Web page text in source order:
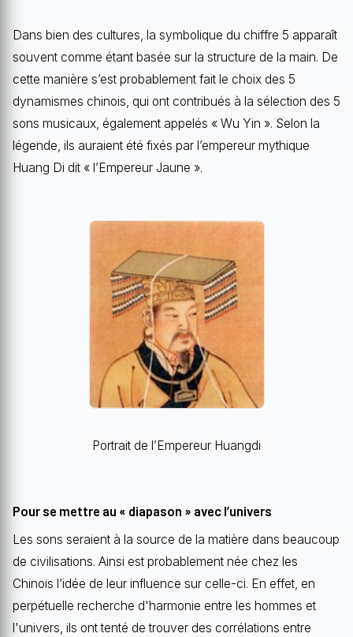
Dans bien des cultures, la symbolique du chiffre 5 apparaît
souvent comme étant basée sur la structure de la main. De
cette manière s’est probablement fait le choix des 5
dynamismes chinois, qui ont contribués à la sélection des 5
sons musicaux, également appelés « Wu Yin ». Selon la
légende, ils auraient été fixés par l’empereur mythique
Huang Di dit « l’Empereur Jaune ».
Portrait de l’Empereur Huangdi
Pour se mettre au « diapason » avec l’univers
Les sons seraient à la source de la matière dans beaucoup
de civilisations. Ainsi est probablement née chez les
Chinois l’idée de leur influence sur celle-ci. En effet, en
perpétuelle recherche d'harmonie entre les hommes et
l'univers, ils ont tenté de trouver des corrélations entre